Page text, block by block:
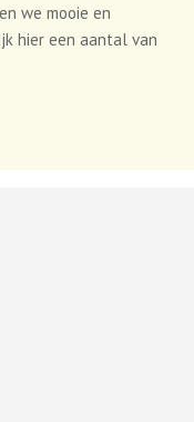
we mooie en
hier een aantal van